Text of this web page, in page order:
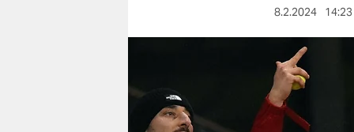
wahrheit
8.2.2024